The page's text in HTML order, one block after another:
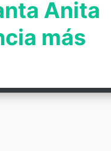
Anita
más